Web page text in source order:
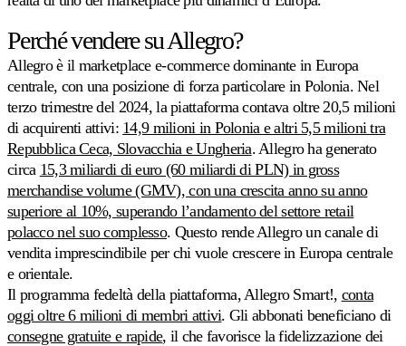
catalog
i
prezzi
sull'intero
catalogo.
Stock-
aware
Lasci
che
livelli
di
stock
guidino
suoi
prezzi.
Come
si
distingue
Multiply
Scopri
Perché vendere su Allegro?
Allegro è il marketplace e-commerce dominante in Europa
centrale, con una posizione di forza particolare in Polonia. Nel
terzo trimestre del 2024, la piattaforma contava oltre 20,5 milioni
di acquirenti attivi: 14,9 milioni in Polonia e altri 5,5 milioni tra
Repubblica Ceca, Slovacchia e Ungheria. Allegro ha generato
circa 15,3 miliardi di euro (60 miliardi di PLN) in gross
merchandise volume (GMV), con una crescita anno su anno
superiore al 10%, superando l’andamento del settore retail
polacco nel suo complesso. Questo rende Allegro un canale di
vendita imprescindibile per chi vuole crescere in Europa centrale
e orientale.
Il programma fedeltà della piattaforma, Allegro Smart!, conta
oggi oltre 6 milioni di membri attivi. Gli abbonati beneficiano di
consegne gratuite e rapide, il che favorisce la fidelizzazione dei